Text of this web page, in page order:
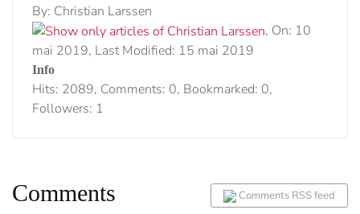
By: Christian Larssen
, On: 10
mai 2019, Last Modified: 15 mai 2019
Info
Hits: 2089, Comments: 0, Bookmarked: 0,
Followers: 1
Comments RSS feed
Comments